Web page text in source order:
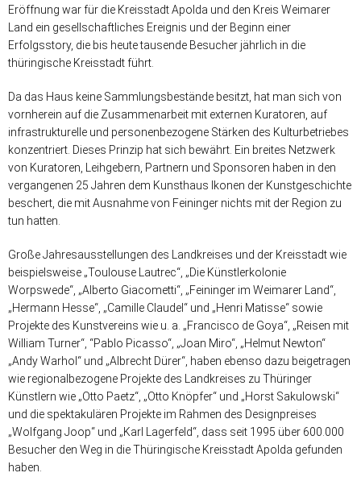
Eröffnung war für die Kreisstadt Apolda und den Kreis Weimarer
Land ein gesellschaftliches Ereignis und der Beginn einer
Erfolgsstory, die bis heute tausende Besucher jährlich in die
thüringische Kreisstadt führt.
Da das Haus keine Sammlungsbestände besitzt, hat man sich von
vornherein auf die Zusammenarbeit mit externen Kuratoren, auf
infrastrukturelle und personenbezogene Stärken des Kulturbetriebes
konzentriert. Dieses Prinzip hat sich bewährt. Ein breites Netzwerk
von Kuratoren, Leihgebern, Partnern und Sponsoren haben in den
vergangenen 25 Jahren dem Kunsthaus Ikonen der Kunstgeschichte
beschert, die mit Ausnahme von Feininger nichts mit der Region zu
tun hatten.
Große Jahresausstellungen des Landkreises und der Kreisstadt wie
beispielsweise „Toulouse Lautrec“, „Die Künstlerkolonie
Worpswede“, „Alberto Giacometti“, „Feininger im Weimarer Land“,
„Hermann Hesse“, „Camille Claudel“ und „Henri Matisse“ sowie
Projekte des Kunstvereins wie u. a. „Francisco de Goya“, „Reisen mit
William Turner“, “Pablo Picasso“, „Joan Miro“, „Helmut Newton“
„Andy Warhol“ und „Albrecht Dürer“, haben ebenso dazu beigetragen
wie regionalbezogene Projekte des Landkreises zu Thüringer
Künstlern wie „Otto Paetz“, „Otto Knöpfer“ und „Horst Sakulowski“
und die spektakulären Projekte im Rahmen des Designpreises
„Wolfgang Joop“ und „Karl Lagerfeld“, dass seit 1995 über 600.000
Besucher den Weg in die Thüringische Kreisstadt Apolda gefunden
haben.